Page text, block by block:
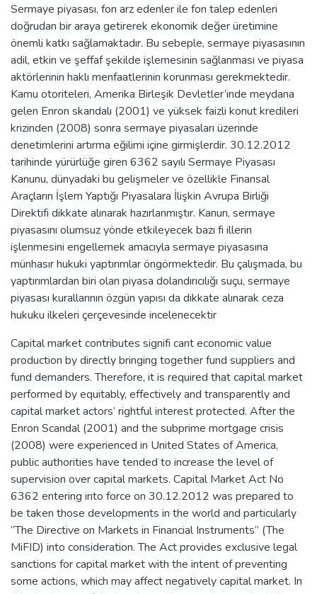
Sermaye piyasası, fon arz edenler ile fon talep edenleri
doğrudan bir araya getirerek ekonomik değer üretimine
önemli katkı sağlamaktadır. Bu sebeple, sermaye piyasasının
adil, etkin ve şeffaf şekilde işlemesinin sağlanması ve piyasa
aktörlerinin haklı menfaatlerinin korunması gerekmektedir.
Kamu otoriteleri, Amerika Birleşik Devletler’inde meydana
gelen Enron skandalı (2001) ve yüksek faizli konut kredileri
krizinden (2008) sonra sermaye piyasaları üzerinde
denetimlerini artırma eğilimi içine girmişlerdir. 30.12.2012
tarihinde yürürlüğe giren 6362 sayılı Sermaye Piyasası
Kanunu, dünyadaki bu gelişmeler ve özellikle Finansal
Araçların İşlem Yaptığı Piyasalara İlişkin Avrupa Birliği
Direktifi dikkate alınarak hazırlanmıştır. Kanun, sermaye
piyasasını olumsuz yönde etkileyecek bazı fi illerin
işlenmesini engellemek amacıyla sermaye piyasasına
münhasır hukuki yaptırımlar öngörmektedir. Bu çalışmada, bu
yaptırımlardan biri olan piyasa dolandırıcılığı suçu, sermaye
piyasası kurallarının özgün yapısı da dikkate alınarak ceza
hukuku ilkeleri çerçevesinde incelenecektir
Capital market contributes signifi cant economic value
production by directly bringing together fund suppliers and
fund demanders. Therefore, it is required that capital market
performed by equitably, effectively and transparently and
capital market actors’ rightful interest protected. After the
Enron Scandal (2001) and the subprime mortgage crisis
(2008) were experienced in United States of America,
public authorities have tended to increase the level of
supervision over capital markets. Capital Market Act No
6362 entering into force on 30.12.2012 was prepared to
be taken those developments in the world and particularly
“The Directive on Markets in Financial Instruments” (The
MiFID) into consideration. The Act provides exclusive legal
sanctions for capital market with the intent of preventing
some actions, which may affect negatively capital market. In